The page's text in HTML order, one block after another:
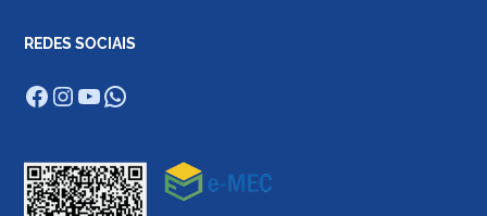
REDES SOCIAIS
Facebook
Instagram
Youtube
WhatsApp